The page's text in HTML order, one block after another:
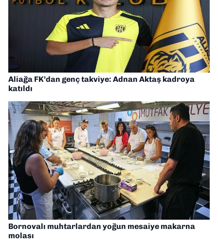
Aliağa FK’dan genç takviye: Adnan Aktaş kadroya
katıldı
Bornovalı muhtarlardan yoğun mesaiye makarna
molası